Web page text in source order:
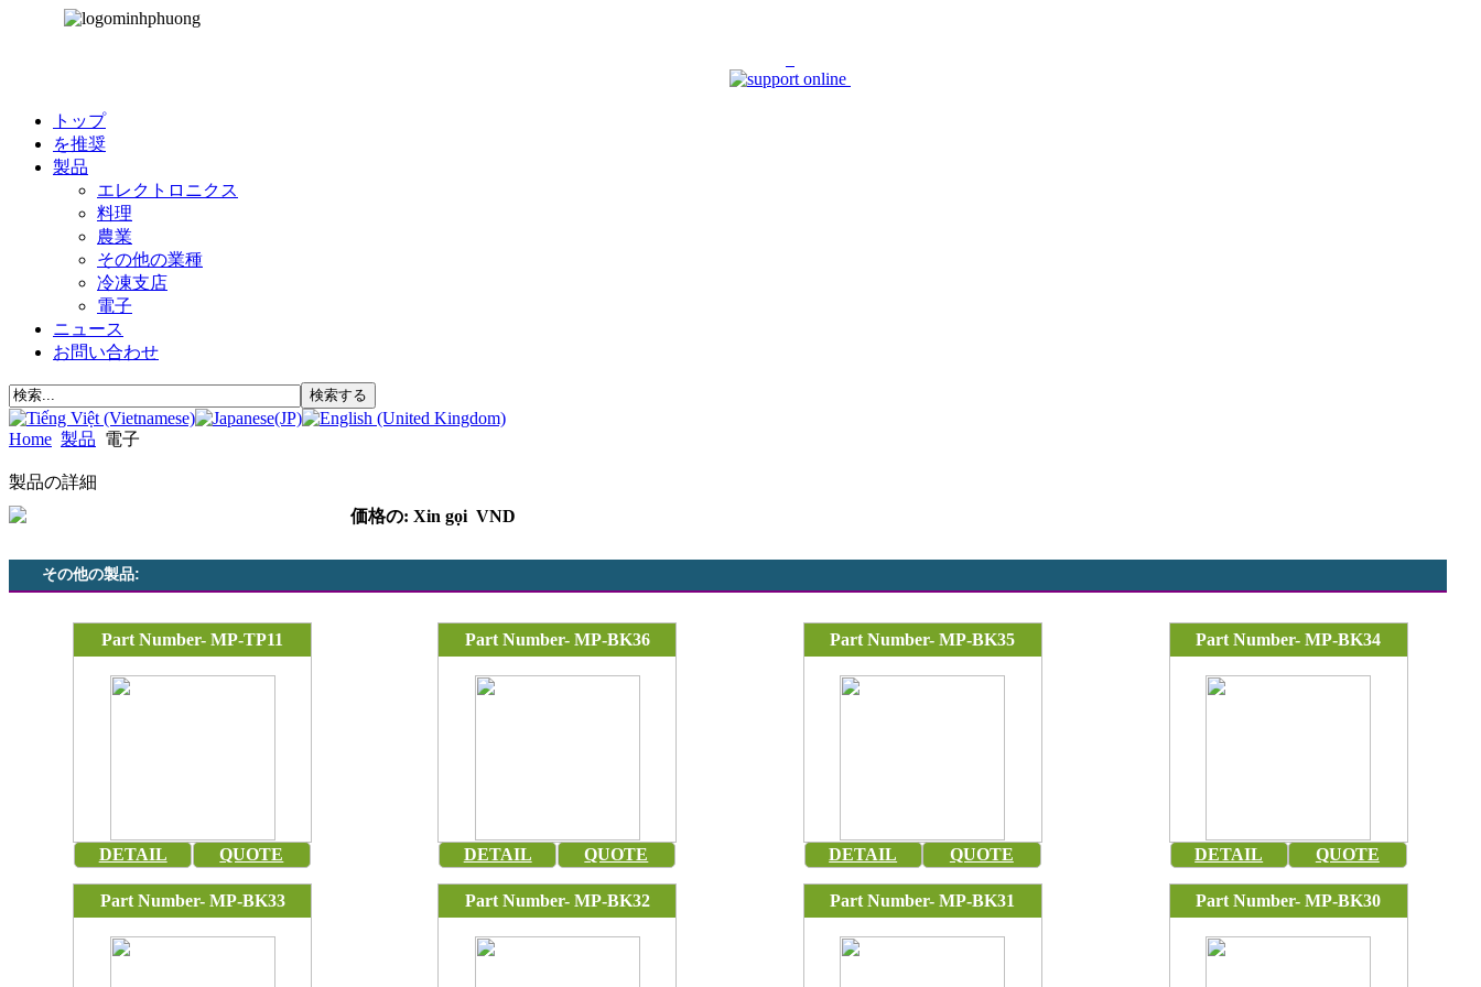
トップ
を推奨
製品
エレクトロニクス
料理
農業
その他の業種
冷凍支店
電子
ニュース
お問い合わせ
Home 製品 電子
製品の詳細
価格の: Xin gọi VND
その他の製品:
Part Number- MP-TP11
DETAIL QUOTE
Part Number- MP-BK36
DETAIL QUOTE
Part Number- MP-BK35
DETAIL QUOTE
Part Number- MP-BK34
DETAIL QUOTE
Part Number- MP-BK33 Part Number- MP-BK32 Part Number- MP-BK31 Part Number- MP-BK30